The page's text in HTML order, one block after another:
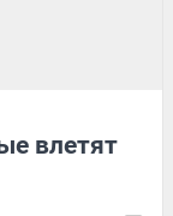
влетят